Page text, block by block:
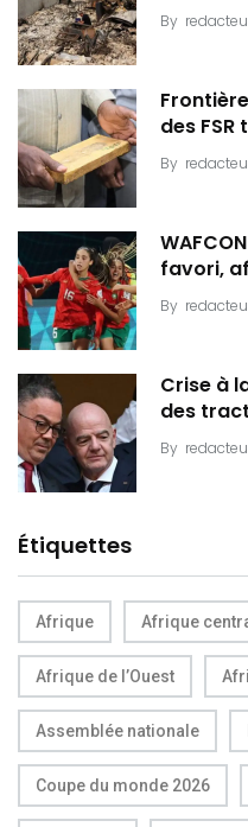
By
des
By
favori,
By
Crise à
des
By
Étiquettes
Afrique Afrique
Afrique de l’Ouest
Assemblée nationale
Coupe du monde 2026